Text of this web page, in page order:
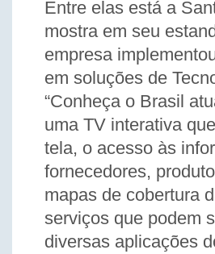
Entre elas está a
mostra em seu
empresa
em soluções de
“Conheça o Brasil
uma TV interativa
tela, o acesso às
fornecedores,
mapas de cobertura
serviços que podem
diversas aplicações